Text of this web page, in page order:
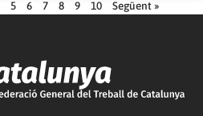
5 6 7 8 9 10 Següent »